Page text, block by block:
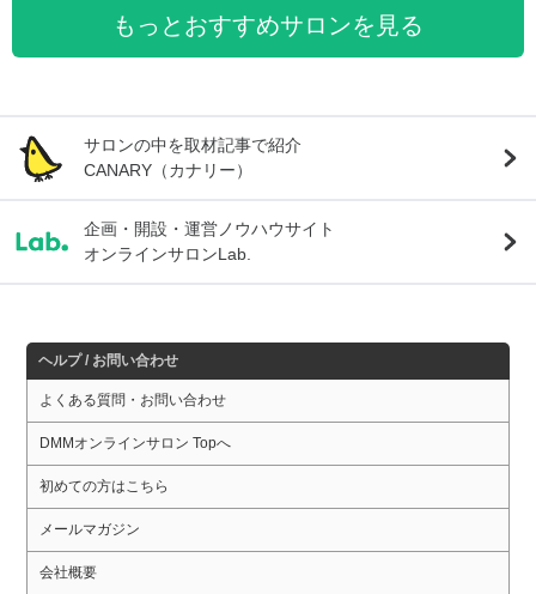
もっとおすすめサロンを見る
サロンの中を取材記事で紹介
CANARY（カナリー）
企画・開設・運営ノウハウサイト
オンラインサロンLab.
ヘルプ / お問い合わせ
よくある質問・お問い合わせ
DMMオンラインサロン Topへ
初めての方はこちら
メールマガジン
会社概要